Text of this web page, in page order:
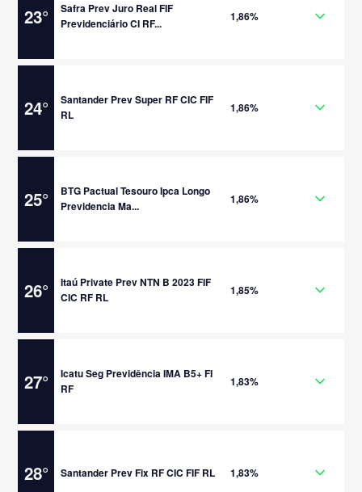
23°
Safra Prev Juro Real FIF
Previdenciário CI RF...
1,86%
24°
Santander Prev Super RF CIC FIF
RL
1,86%
25°
BTG Pactual Tesouro Ipca Longo
Previdencia Ma...
1,86%
26°
Itaú Private Prev NTN B 2023 FIF
CIC RF RL
1,85%
27°
Icatu Seg Previdência IMA B5+ FI
RF
1,83%
28° Santander Prev Fix RF CIC FIF RL 1,83%